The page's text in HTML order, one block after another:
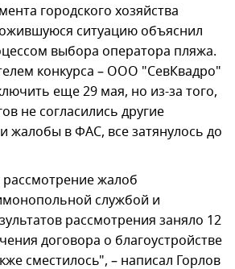
городского хозяйства
ситуацию объяснил
выбора оператора пляжа.
конкурса – ООО "СевКвадро"
еще 29 мая, но из-за того,
не согласились другие
жалобы в ФАС, все затянулось до
рассмотрение жалоб
службой и
рассмотрения заняло 12
договора о благоустройстве
сместилось", – написал Горлов